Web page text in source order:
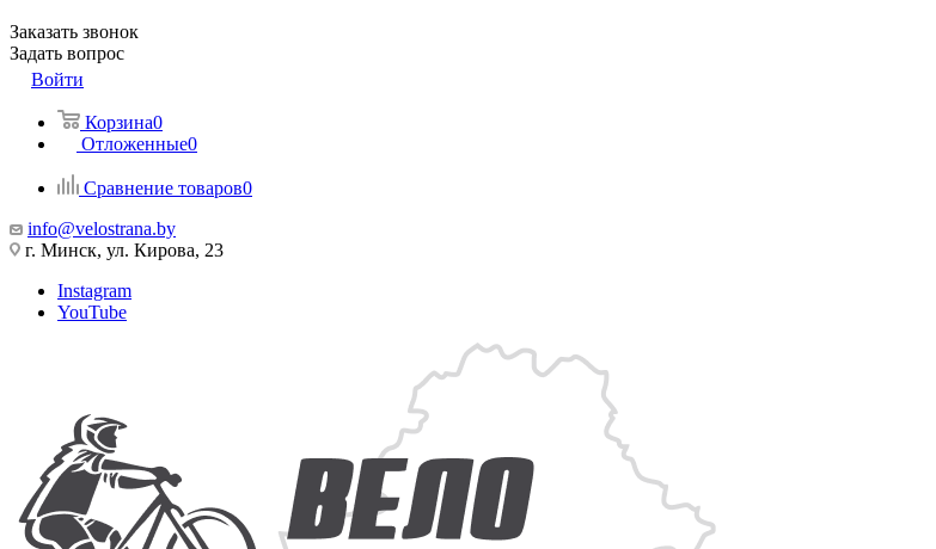
Заказать звонок
Задать вопрос
Войти
Корзина0
Отложенные0
Сравнение товаров0
info@velostrana.by
г. Минск, ул. Кирова, 23
Instagram
YouTube